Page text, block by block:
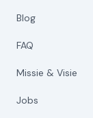
Blog
FAQ
Missie & Visie
Jobs